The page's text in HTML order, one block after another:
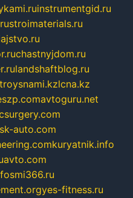
instrumentgid.ru
stroimaterials.ru
chastnyjdom.ru
landshaftblog.ru
lcna.kz
avtoguru.net
auto.com
kuryatnik.info
smi366.ru
yes-fitness.ru